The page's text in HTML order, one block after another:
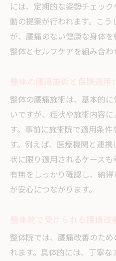
には、定期的な姿勢チェッ
動の提案が行われます。こ
が、腰痛のない健康な身体を
整体とセルフケアを組み合わ
整体の腰痛施術は、基本的
いですが、症状や施術内容
す。事前に施術院で適用条
す。例えば、医療機関と連
状に限り適用されるケース
有無をしっかり確認し、納
が安心につながります。
整体院では、腰痛改善のた
れます。具体的には、丁寧